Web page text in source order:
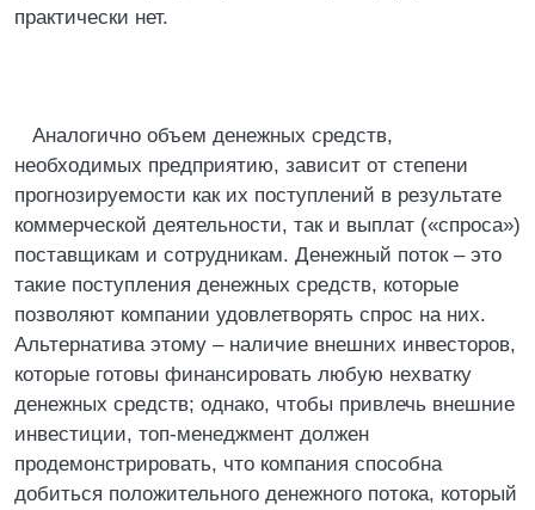
практически нет.
Аналогично объем денежных средств,
необходимых предприятию, зависит от степени
прогнозируемости как их поступлений в результате
коммерческой деятельности, так и выплат («спроса»)
поставщикам и сотрудникам. Денежный поток – это
такие поступления денежных средств, которые
позволяют компании удовлетворять спрос на них.
Альтернатива этому – наличие внешних инвесторов,
которые готовы финансировать любую нехватку
денежных средств; однако, чтобы привлечь внешние
инвестиции, топ-менеджмент должен
продемонстрировать, что компания способна
добиться положительного денежного потока, который